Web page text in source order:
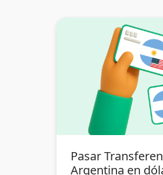
Pasar
Argentina en